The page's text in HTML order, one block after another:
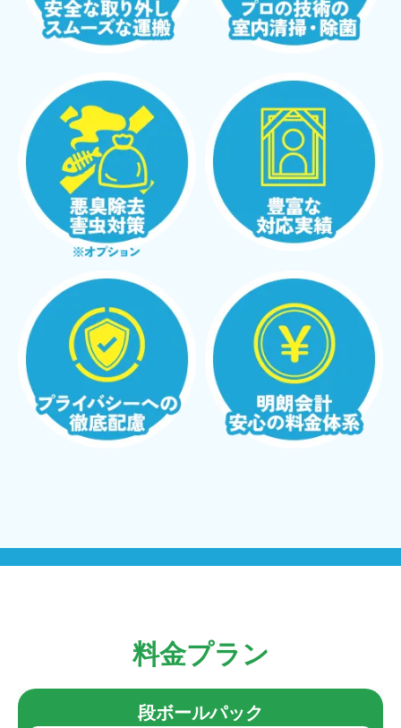
料金プラン
段ボールパック